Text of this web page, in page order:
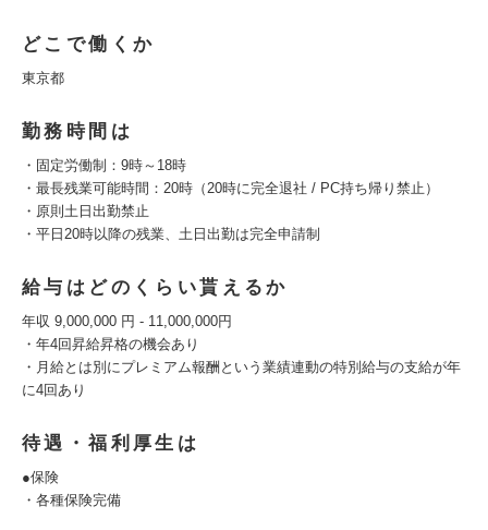
どこで働くか
東京都
勤務時間は
・固定労働制：9時～18時
・最長残業可能時間：20時（20時に完全退社 / PC持ち帰り禁止）
・原則土日出勤禁止
・平日20時以降の残業、土日出勤は完全申請制
給与はどのくらい貰えるか
年収 9,000,000 円 - 11,000,000円
・年4回昇給昇格の機会あり
・月給とは別にプレミアム報酬という業績連動の特別給与の支給が年
に4回あり
待遇・福利厚生は
●保険
・各種保険完備